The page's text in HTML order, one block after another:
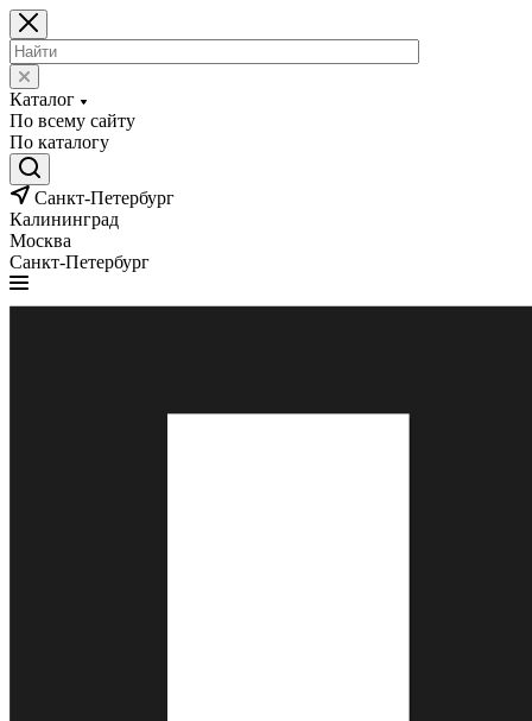
Каталог
По всему сайту
По каталогу
Санкт-Петербург
Калининград
Москва
Санкт-Петербург